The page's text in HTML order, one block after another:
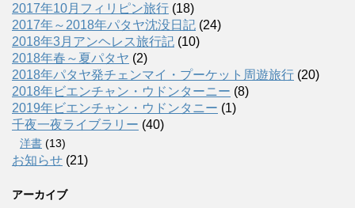
2017年10月フィリピン旅行 (18)
2017年～2018年パタヤ沈没日記 (24)
2018年3月アンヘレス旅行記 (10)
2018年春～夏パタヤ (2)
2018年パタヤ発チェンマイ・プーケット周遊旅行 (20)
2018年ビエンチャン・ウドンターニー (8)
2019年ビエンチャン・ウドンタニー (1)
千夜一夜ライブラリー (40)
洋書 (13)
お知らせ (21)
アーカイブ